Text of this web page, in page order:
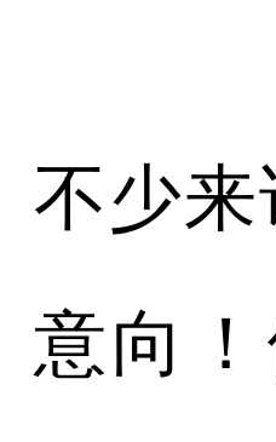
不少
意向